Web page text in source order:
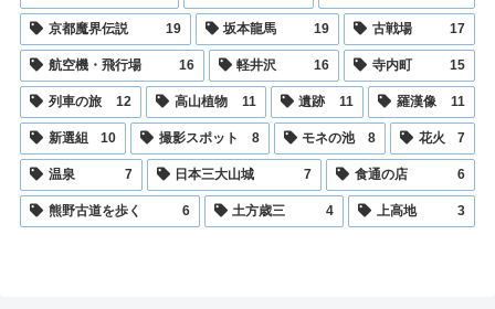
京都魔界伝説 19 坂本龍馬 19 古戦場 17
航空機・飛行場 16 軽井沢 16 寺内町 15
列車の旅 12 高山植物 11 遺跡 11 羅漢像 11
新選組 10 撮影スポット 8 モネの池 8 花火 7
温泉 7 日本三大山城 7 食通の店 6
熊野古道を歩く 6 土方歳三 4 上高地 3